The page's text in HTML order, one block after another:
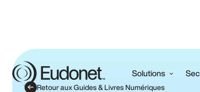
Solutions
Retour aux Guides & Livres Numériques